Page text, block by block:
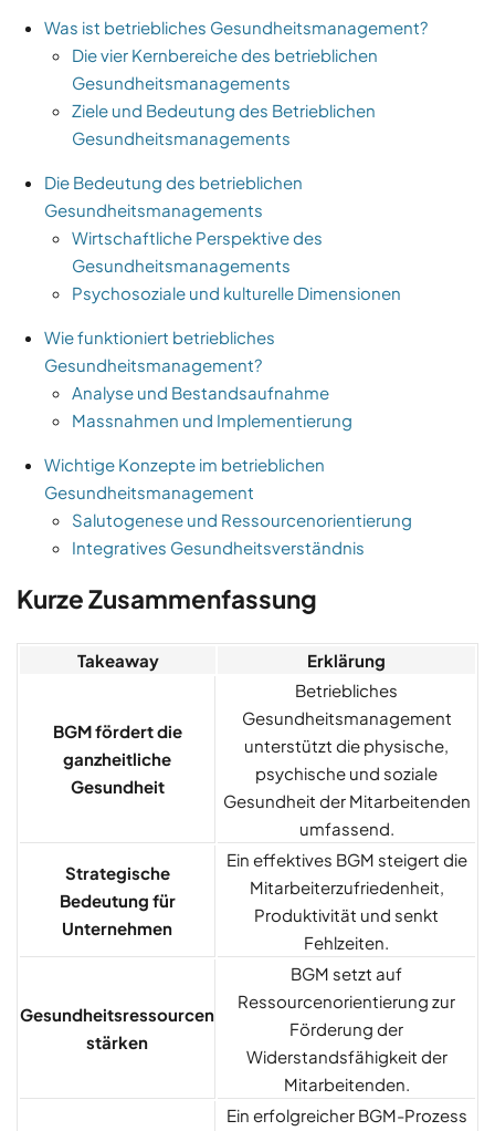
Was ist betriebliches Gesundheitsmanagement?
Die vier Kernbereiche des betrieblichen
Gesundheitsmanagements
Ziele und Bedeutung des Betrieblichen
Gesundheitsmanagements
Die Bedeutung des betrieblichen
Gesundheitsmanagements
Wirtschaftliche Perspektive des
Gesundheitsmanagements
Psychosoziale und kulturelle Dimensionen
Wie funktioniert betriebliches
Gesundheitsmanagement?
Analyse und Bestandsaufnahme
Massnahmen und Implementierung
Wichtige Konzepte im betrieblichen
Gesundheitsmanagement
Salutogenese und Ressourcenorientierung
Integratives Gesundheitsverständnis
Kurze Zusammenfassung
Takeaway Erklärung
BGM fördert die
ganzheitliche
Gesundheit
Betriebliches
Gesundheitsmanagement
unterstützt die physische,
psychische und soziale
Gesundheit der Mitarbeitenden
umfassend.
Strategische
Bedeutung für
Unternehmen
Ein effektives BGM steigert die
Mitarbeiterzufriedenheit,
Produktivität und senkt
Fehlzeiten.
Gesundheitsressourcen
stärken
BGM setzt auf
Ressourcenorientierung zur
Förderung der
Widerstandsfähigkeit der
Mitarbeitenden.
Ein erfolgreicher BGM-Prozess